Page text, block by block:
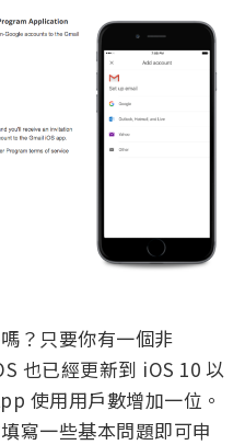
？只要你有一個非
也已經更新到 iOS 10 以
使用用戶數增加一位。
寫一些基本問題即可申